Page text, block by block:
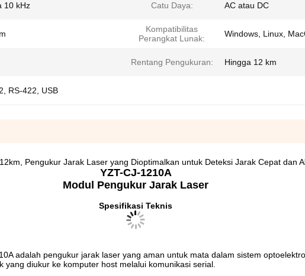
10 kHz Catu Daya: AC atau DC
Kompatibilitas
Perangkat Lunak:
Windows, Linux,
Rentang Pengukuran: Hingga 12 km
RS-422, USB
Pengukur Jarak Laser yang Dioptimalkan untuk Deteksi Jarak Cepat dan
YZT-CJ-1210A
Modul Pengukur Jarak Laser
Spesifikasi Teknis
adalah pengukur jarak laser yang aman untuk mata dalam sistem
yang diukur ke komputer host melalui komunikasi serial.